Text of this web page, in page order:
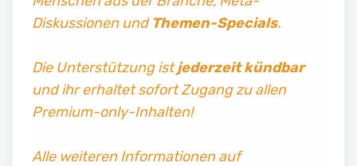
Diskussionen und Themen-Specials.
Die Unterstützung istjederzeit kündbar
und ihr erhaltet sofort Zugang zu allen
Premium-only-Inhalten!
Alle weiteren Informationen auf